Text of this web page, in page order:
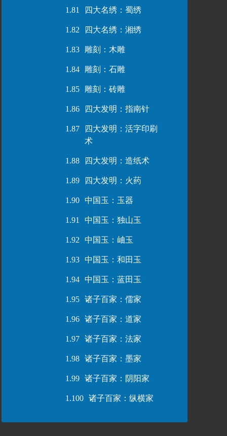
1.81 四大名绣：蜀绣
1.82 四大名绣：湘绣
1.83 雕刻：木雕
1.84 雕刻：石雕
1.85 雕刻：砖雕
1.86 四大发明：指南针
1.87
四大发明：活字印刷
术
1.88 四大发明：造纸术
1.89 四大发明：火药
1.90 中国玉：玉器
1.91 中国玉：独山玉
1.92 中国玉：岫玉
1.93 中国玉：和田玉
1.94 中国玉：蓝田玉
1.95 诸子百家：儒家
1.96 诸子百家：道家
1.97 诸子百家：法家
1.98 诸子百家：墨家
1.99 诸子百家：阴阳家
1.100 诸子百家：纵横家